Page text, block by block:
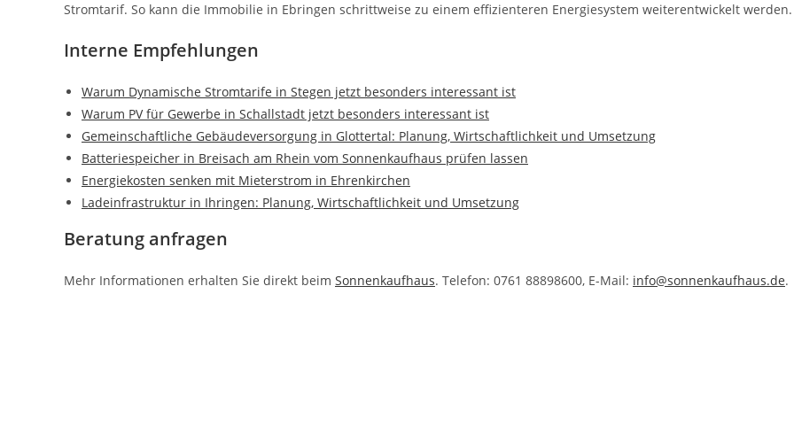
Stromtarif. So kann die Immobilie in Ebringen schrittweise zu einem effizienteren Energiesystem weiterentwickelt werden.
Interne Empfehlungen
Warum Dynamische Stromtarife in Stegen jetzt besonders interessant ist
Warum PV für Gewerbe in Schallstadt jetzt besonders interessant ist
Gemeinschaftliche Gebäudeversorgung in Glottertal: Planung, Wirtschaftlichkeit und Umsetzung
Batteriespeicher in Breisach am Rhein vom Sonnenkaufhaus prüfen lassen
Energiekosten senken mit Mieterstrom in Ehrenkirchen
Ladeinfrastruktur in Ihringen: Planung, Wirtschaftlichkeit und Umsetzung
Beratung anfragen
Mehr Informationen erhalten Sie direkt beim Sonnenkaufhaus. Telefon: 0761 88898600, E-Mail: info@sonnenkaufhaus.de.